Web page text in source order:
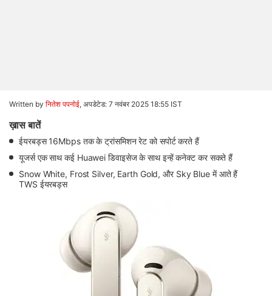
Written by नितेश पपनोई, अपडेटेड: 7 नवंबर 2025 18:55 IST
ख़ास बातें
ईयरबड्स 16Mbps तक के ट्रांसमिशन रेट को सपोर्ट करते हैं
यूजर्स एक साथ कई Huawei डिवाइसेज के साथ इन्हें कनेक्ट कर सकते हैं
Snow White, Frost Silver, Earth Gold, और Sky Blue में आते हैं
TWS ईयरबड्स